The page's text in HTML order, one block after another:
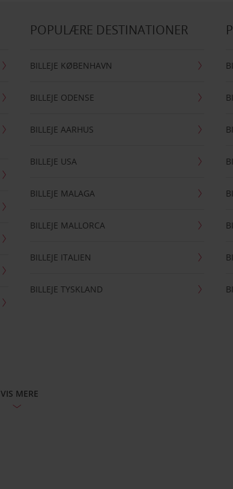
POPULÆRE DESTINATIONER
BILLEJE KØBENHAVN
BILLEJE ODENSE
BILLEJE AARHUS
BILLEJE USA
BILLEJE MALAGA
BILLEJE MALLORCA
BILLEJE ITALIEN
BILLEJE TYSKLAND
VIS MERE